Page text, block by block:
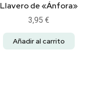
Llavero de «Ánfora»
3,95 €
Añadir al carrito